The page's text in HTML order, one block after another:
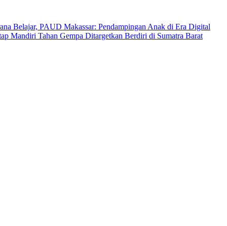
Belajar, PAUD Makassar: Pendampingan Anak di Era Digital
Mandiri Tahan Gempa Ditargetkan Berdiri di Sumatra Barat